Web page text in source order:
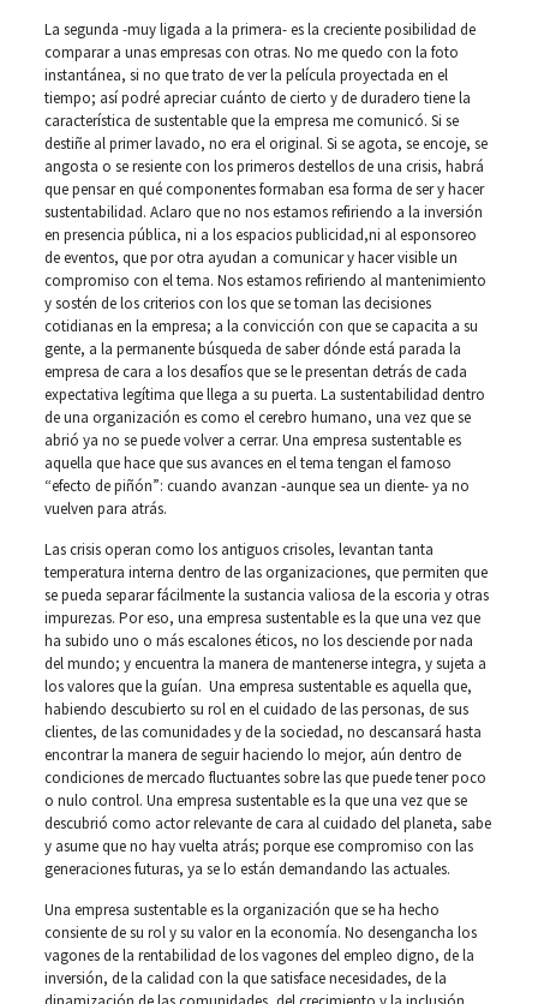
La segunda -muy ligada a la primera- es la creciente posibilidad de
comparar a unas empresas con otras. No me quedo con la foto
instantánea, si no que trato de ver la película proyectada en el
tiempo; así podré apreciar cuánto de cierto y de duradero tiene la
característica de sustentable que la empresa me comunicó. Si se
destiñe al primer lavado, no era el original. Si se agota, se encoje, se
angosta o se resiente con los primeros destellos de una crisis, habrá
que pensar en qué componentes formaban esa forma de ser y hacer
sustentabilidad. Aclaro que no nos estamos refiriendo a la inversión
en presencia pública, ni a los espacios publicidad,ni al esponsoreo
de eventos, que por otra ayudan a comunicar y hacer visible un
compromiso con el tema. Nos estamos refiriendo al mantenimiento
y sostén de los criterios con los que se toman las decisiones
cotidianas en la empresa; a la convicción con que se capacita a su
gente, a la permanente búsqueda de saber dónde está parada la
empresa de cara a los desafíos que se le presentan detrás de cada
expectativa legítima que llega a su puerta. La sustentabilidad dentro
de una organización es como el cerebro humano, una vez que se
abrió ya no se puede volver a cerrar. Una empresa sustentable es
aquella que hace que sus avances en el tema tengan el famoso
“efecto de piñón”: cuando avanzan -aunque sea un diente- ya no
vuelven para atrás.
Las crisis operan como los antiguos crisoles, levantan tanta
temperatura interna dentro de las organizaciones, que permiten que
se pueda separar fácilmente la sustancia valiosa de la escoria y otras
impurezas. Por eso, una empresa sustentable es la que una vez que
ha subido uno o más escalones éticos, no los desciende por nada
del mundo; y encuentra la manera de mantenerse integra, y sujeta a
los valores que la guían. Una empresa sustentable es aquella que,
habiendo descubierto su rol en el cuidado de las personas, de sus
clientes, de las comunidades y de la sociedad, no descansará hasta
encontrar la manera de seguir haciendo lo mejor, aún dentro de
condiciones de mercado fluctuantes sobre las que puede tener poco
o nulo control. Una empresa sustentable es la que una vez que se
descubrió como actor relevante de cara al cuidado del planeta, sabe
y asume que no hay vuelta atrás; porque ese compromiso con las
generaciones futuras, ya se lo están demandando las actuales.
Una empresa sustentable es la organización que se ha hecho
consiente de su rol y su valor en la economía. No desengancha los
vagones de la rentabilidad de los vagones del empleo digno, de la
inversión, de la calidad con la que satisface necesidades, de la